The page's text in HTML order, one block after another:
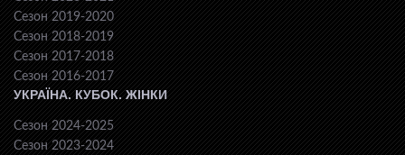
Сезон 2019-2020
Сезон 2018-2019
Сезон 2017-2018
Сезон 2016-2017
УКРАЇНА. КУБОК. ЖІНКИ
Сезон 2024-2025
Сезон 2023-2024